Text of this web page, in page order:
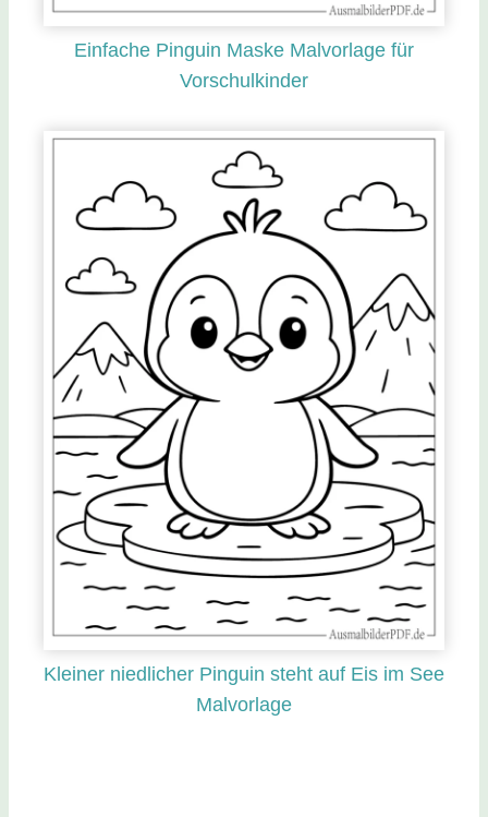
Einfache Pinguin Maske Malvorlage für
Vorschulkinder
Kleiner niedlicher Pinguin steht auf Eis im See
Malvorlage